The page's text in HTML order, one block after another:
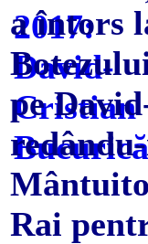
a întors
pe
Rai